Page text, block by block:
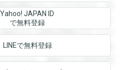
を閲覧することができます。登
ができます。登録すると回答を
録すると回答を閲覧することが
閲覧することができます。登録
できます。登録すると回答を閲
Yahoo! JAPAN ID
で無料登録
LINEで無料登録